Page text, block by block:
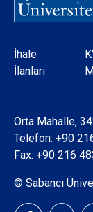
Dipnot
İhale
İlanları
Orta Mahalle,
Telefon: +90
Fax: +90 216
© Sabancı